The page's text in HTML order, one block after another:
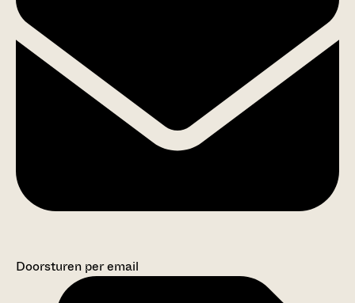
Doorsturen per email